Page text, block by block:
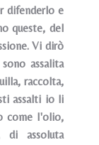
difenderlo e
queste, del
Vi dirò
assalita
raccolta,
assalti io li
come I'olio,
di assoluta